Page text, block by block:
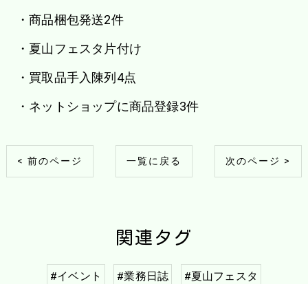
・商品梱包発送2件
・夏山フェスタ片付け
・買取品手入陳列4点
・ネットショップに商品登録3件
< 前のページ 一覧に戻る 次のページ >
関連タグ
#イベント #業務日誌 #夏山フェスタ